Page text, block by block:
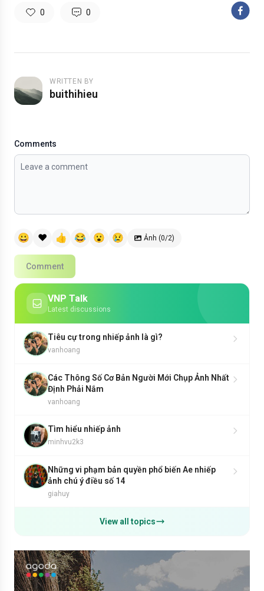
0 0
WRITTEN BY
buithihieu
Comments
😀 ❤️ 👍 😂 😮 😢 Ảnh (0/2)
Comment
VNP Talk
Latest discussions
Tiêu cự trong nhiếp ảnh là gì?
vanhoang
Các Thông Số Cơ Bản Người Mới Chụp Ảnh Nhất
Định Phải Nắm
vanhoang
Tìm hiểu nhiếp ảnh
minhvu2k3
Những vi phạm bản quyền phổ biến Ae nhiếp
ảnh chú ý điều số 14
giahuy
View all topics